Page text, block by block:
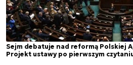
Sejm debatuje nad reformą Polskiej
Projekt ustawy po pierwszym czytaniu